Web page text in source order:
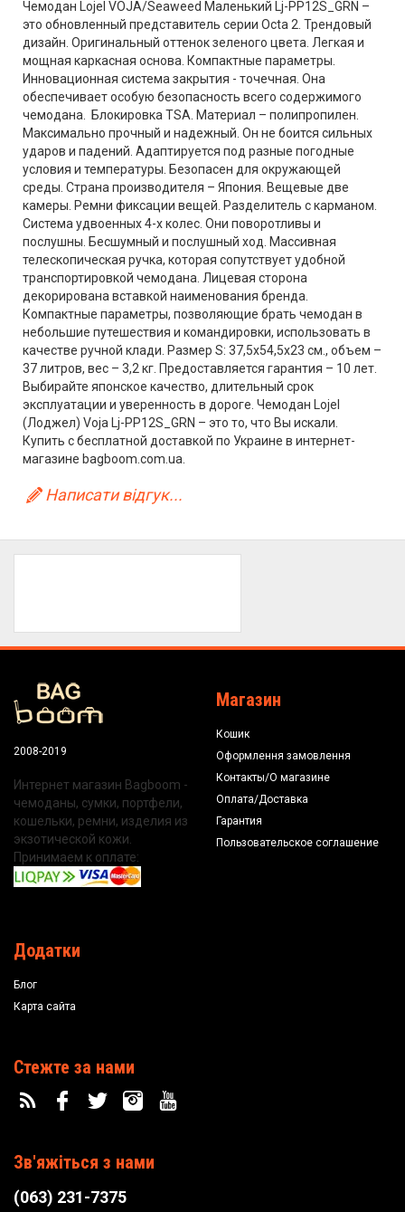
Чемодан Lojel VOJA/Seaweed Маленький Lj-PP12S_GRN –
это обновленный представитель серии Octa 2. Трендовый
дизайн. Оригинальный оттенок зеленого цвета. Легкая и
мощная каркасная основа. Компактные параметры.
Инновационная система закрытия - точечная. Она
обеспечивает особую безопасность всего содержимого
чемодана. Блокировка TSA. Материал – полипропилен.
Максимально прочный и надежный. Он не боится сильных
ударов и падений. Адаптируется под разные погодные
условия и температуры. Безопасен для окружающей
среды. Страна производителя – Япония. Вещевые две
камеры. Ремни фиксации вещей. Разделитель с карманом.
Система удвоенных 4-х колес. Они поворотливы и
послушны. Бесшумный и послушный ход. Массивная
телескопическая ручка, которая сопутствует удобной
транспортировкой чемодана. Лицевая сторона
декорирована вставкой наименования бренда.
Компактные параметры, позволяющие брать чемодан в
небольшие путешествия и командировки, использовать в
качестве ручной клади. Размер S: 37,5х54,5х23 см., объем –
37 литров, вес – 3,2 кг. Предоставляется гарантия – 10 лет.
Выбирайте японское качество, длительный срок
эксплуатации и уверенность в дороге. Чемодан Lojel
(Лоджел) Voja Lj-PP12S_GRN – это то, что Вы искали.
Купить с бесплатной доставкой по Украине в интернет-
магазине bagboom.com.ua.
Написати відгук...
2008-2019
Интернет магазин Bagboom -
чемоданы, сумки, портфели,
кошельки, ремни, изделия из
экзотической кожи.
Принимаем к оплате:
Магазин
Кошик
Оформлення замовлення
Контакты/О магазине
Оплата/Доставка
Гарантия
Пользовательское соглашение
Додатки
Блог
Карта сайта
Стежте за нами
Зв'яжіться з нами
(063) 231-7375